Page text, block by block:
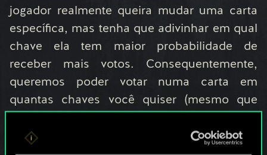
jogador realmente queira mudar uma carta
específica, mas tenha que adivinhar em qual
chave ela tem maior probabilidade de
receber mais votos. Consequentemente,
queremos poder votar numa carta em
quantas chaves você quiser (mesmo que
apenas a mudança mais votada será